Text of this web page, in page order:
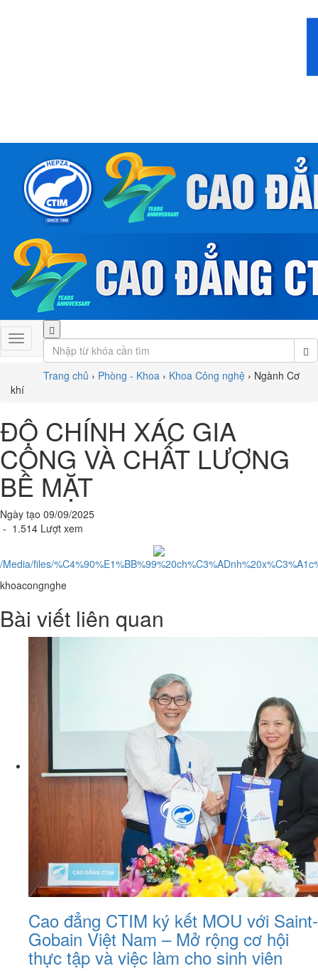
Trang chủ › Phòng - Khoa › Khoa Công nghệ › Ngành Cơ
khí
ĐỘ CHÍNH XÁC GIA
CÔNG VÀ CHẤT LƯỢNG
BỀ MẶT
Ngày tạo 09/09/2025
- 1.514 Lượt xem
/Media/files/
khoacongnghe
Bài viết liên quan
Cao đẳng CTIM ký kết MOU với Saint-
Gobain Việt Nam – Mở rộng cơ hội
thực tập và việc làm cho sinh viên